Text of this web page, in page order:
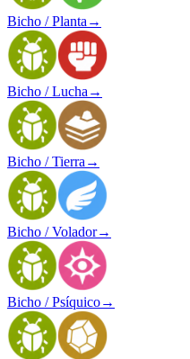
Bicho / Planta →
Bicho / Lucha →
Bicho / Tierra →
Bicho / Volador→
Bicho / Psíquico→